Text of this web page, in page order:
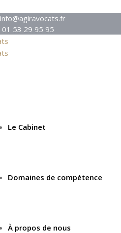
info@agiravocats.fr
01 53 29 95 95
Le Cabinet
Domaines de compétence
À propos de nous